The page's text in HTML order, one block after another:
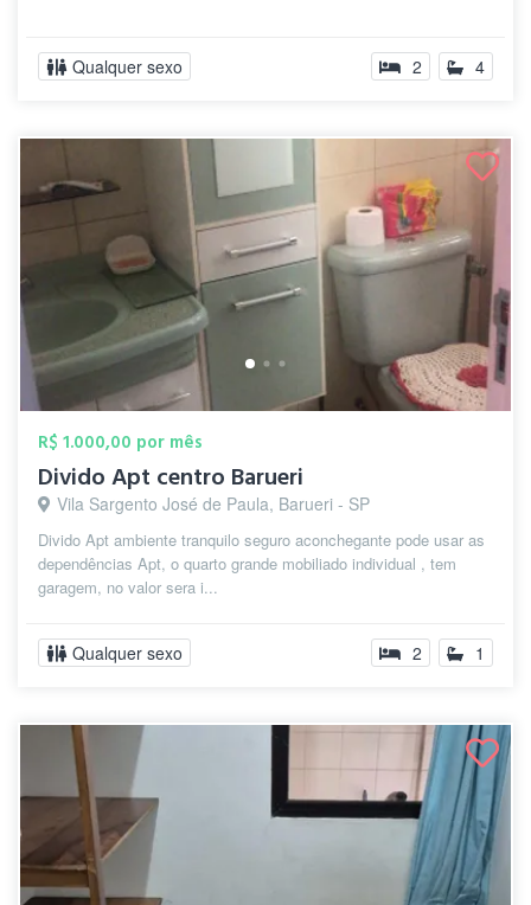
Qualquer sexo 2 4
R$ 1.000,00 por mês
Divido Apt centro Barueri
Vila Sargento José de Paula, Barueri - SP
Divido Apt ambiente tranquilo seguro aconchegante pode usar as
dependências Apt, o quarto grande mobiliado individual , tem
garagem, no valor sera i...
Qualquer sexo 2 1